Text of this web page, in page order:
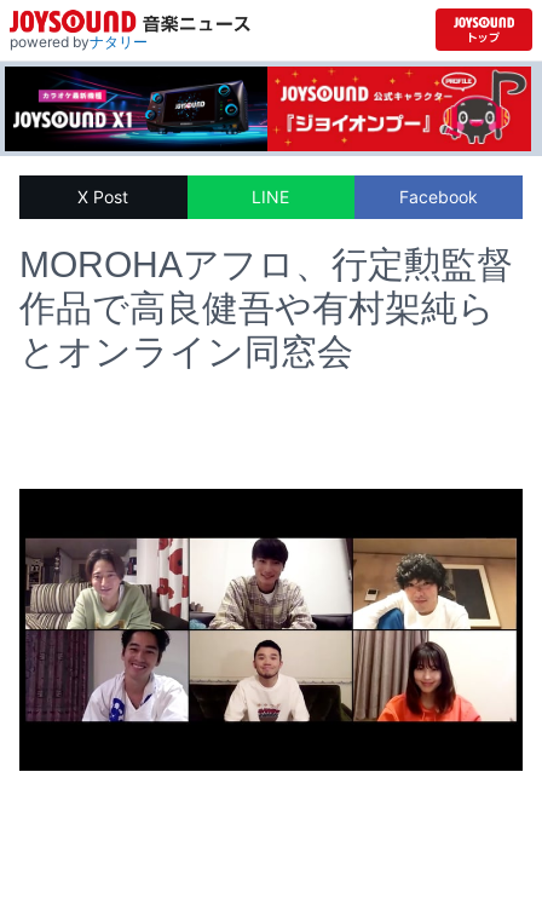
powered byナタリー
X Post LINE Facebook
MOROHAアフロ、行定勲監督
作品で高良健吾や有村架純ら
とオンライン同窓会